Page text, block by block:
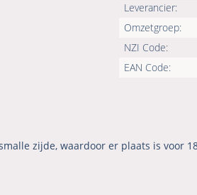
Leverancier:
Omzetgroep:
NZI Code:
EAN Code:
zijde, waardoor er plaats is voor